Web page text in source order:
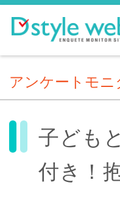
アンケートモニ
子ども
付き！